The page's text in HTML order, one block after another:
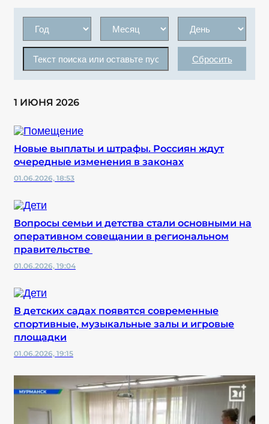
Сбросить
1 ИЮНЯ 2026
Новые выплаты и штрафы. Россиян ждут
очередные изменения в законах
01.06.2026, 18:53
Вопросы семьи и детства стали основными на
оперативном совещании в региональном
правительстве
01.06.2026, 19:04
В детских садах появятся современные
спортивные, музыкальные залы и игровые
площадки
01.06.2026, 19:15